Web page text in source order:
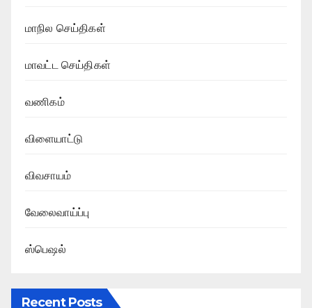
மாநில செய்திகள்
மாவட்ட செய்திகள்
வணிகம்
விளையாட்டு
விவசாயம்
வேலைவாய்ப்பு
ஸ்பெஷல்
Recent Posts